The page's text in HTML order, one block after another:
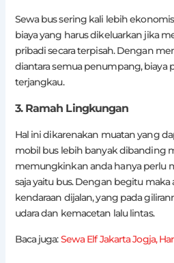
Sewa bus sering kali lebih
biaya yang harus dikeluarkan jika
pribadi secara terpisah. Dengan
diantara semua penumpang, biaya
terjangkau.
3. Ramah Lingkungan
Hal ini dikarenakan muatan yang
mobil bus lebih banyak dibanding
memungkinkan anda hanya perlu
saja yaitu bus. Dengan begitu
kendaraan dijalan, yang pada
udara dan kemacetan lalu lintas.
Baca juga:Sewa Elf Jakarta Jogja,